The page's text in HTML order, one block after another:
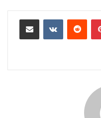
بينتيريست مشاركة عبر البريد